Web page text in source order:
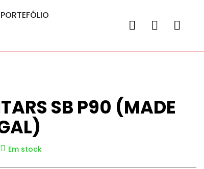
PORTEFÓLIO
SB P90 (MADE
Em stock